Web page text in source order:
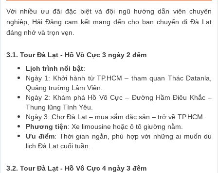
Với nhiều ưu đãi đặc biệt và đội ngũ hướng dẫn viên chuyên
nghiệp, Hải Đăng cam kết mang đến cho bạn chuyến đi Đà Lạt
đáng nhớ và trọn vẹn.
3.1. Tour Đà Lạt - Hồ Vô Cực 3 ngày 2 đêm
Lịch trình nổi bật:
Ngày 1: Khởi hành từ TP.HCM – tham quan Thác Datanla,
Quảng trường Lâm Viên.
Ngày 2: Khám phá Hồ Vô Cực – Đường Hầm Điêu Khắc –
Thung lũng Tình Yêu.
Ngày 3: Chợ Đà Lạt – mua sắm đặc sản – trở về TP.HCM.
Phương tiện: Xe limousine hoặc ô tô giường nằm.
Ưu điểm: Thời gian ngắn, phù hợp với những ai muốn du
lịch Đà Lạt cuối tuần.
3.2. Tour Đà Lạt - Hồ Vô Cực 4 ngày 3 đêm